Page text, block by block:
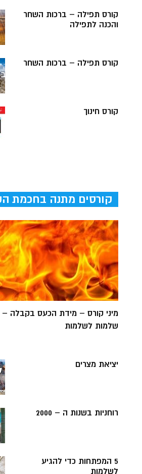
קורס תפילה – ברכות השחר
והכנה לתפילה
קורס תפילה – ברכות השחר
קורס חינוך
קורסים מתנה בחכמת
מיני קורס – מידת הכעס בקבלה –
שלמות לשלמות
יציאת מצרים
רוחניות בשנות ה – 2000
5 המפתחות כדי להגיע
לשלמות